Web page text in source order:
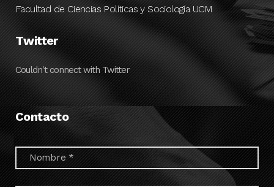
Facultad de Ciencias Políticas y Sociología UCM
Twitter
Couldn't connect with Twitter
Contacto